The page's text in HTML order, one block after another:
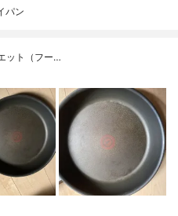
パン
ット（フー…